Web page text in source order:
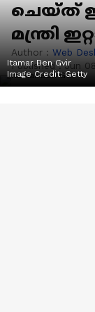
ചെയ്ത്
മന്ത്രി
Author : Web
Published :Jun
Itamar Ben Gvir
Image Credit:Getty